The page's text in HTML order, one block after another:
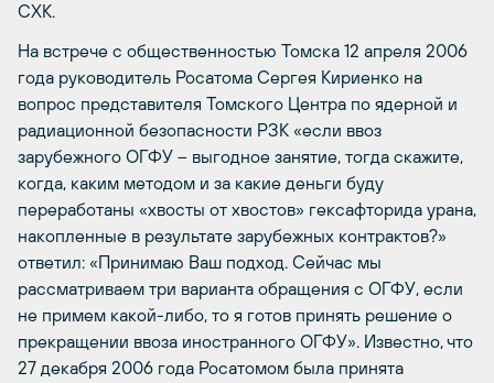
СХК.
На встрече с общественностью Томска 12 апреля 2006
года руководитель Росатома Сергея Кириенко на
вопрос представителя Томского Центра по ядерной и
радиационной безопасности РЗК «если ввоз
зарубежного ОГФУ – выгодное занятие, тогда скажите,
когда, каким методом и за какие деньги буду
переработаны «хвосты от хвостов» гексафторида урана,
накопленные в результате зарубежных контрактов?»
ответил: «Принимаю Ваш подход. Сейчас мы
рассматриваем три варианта обращения с ОГФУ, если
не примем какой-либо, то я готов принять решение о
прекращении ввоза иностранного ОГФУ». Известно, что
27 декабря 2006 года Росатомом была принята